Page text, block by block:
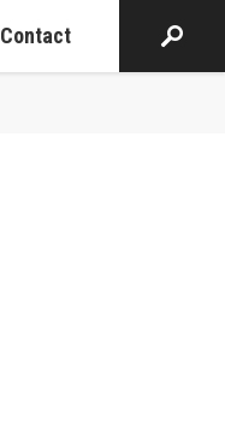
Contact